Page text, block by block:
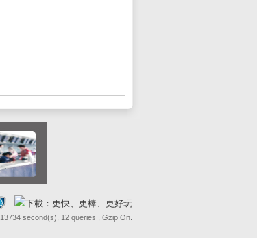
second(s), 12 queries , Gzip On.